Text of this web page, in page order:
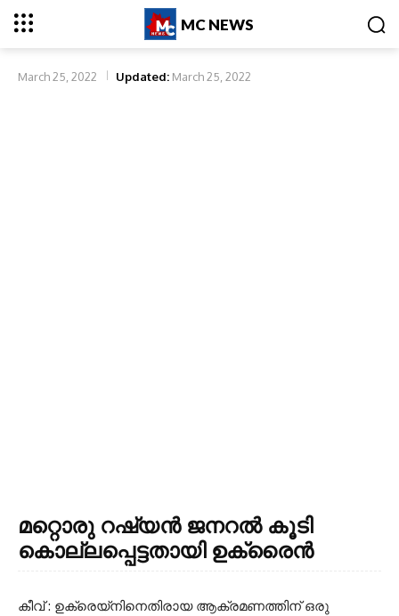
MC NEWS
March 25, 2022 Updated: March 25, 2022
മറ്റൊരു റഷ്യൻ ജനറൽ കൂടി
കൊല്ലപ്പെട്ടതായി ഉക്രൈൻ
കീവ് : ഉക്രെയ്‌നിനെതിരായ ആക്രമണത്തിന് ഒരു